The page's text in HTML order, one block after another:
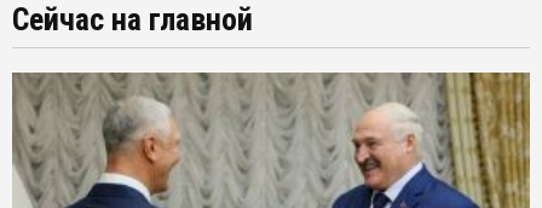
Сейчас на главной